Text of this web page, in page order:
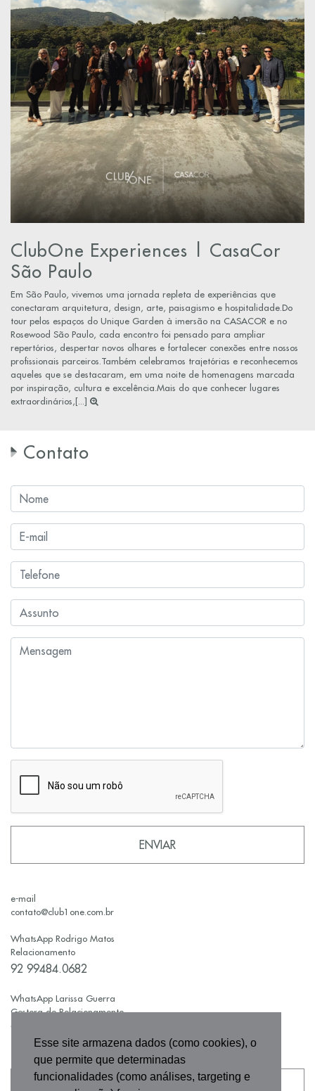
Esse site armazena dados (como cookies), o
que permite que determinadas
funcionalidades (como análises, targeting e
ClubOne Experiences | CasaCor
São Paulo
Em São Paulo, vivemos uma jornada repleta de experiências que
conectaram arquitetura, design, arte, paisagismo e hospitalidade.Do
tour pelos espaços do Unique Garden à imersão na CASACOR e no
Rosewood São Paulo, cada encontro foi pensado para ampliar
repertórios, despertar novos olhares e fortalecer conexões entre nossos
profissionais parceiros.Também celebramos trajetórias e reconhecemos
aqueles que se destacaram, em uma noite de homenagens marcada
por inspiração, cultura e excelência.Mais do que conhecer lugares
extraordinários,[...]
Contato
e-mail
contato@club1one.com.br
WhatsApp Rodrigo Matos
Relacionamento
92 99484.0682
WhatsApp Larissa Guerra
Gestora de Relacionamento
92 99523.5650
CADASTRE-SE